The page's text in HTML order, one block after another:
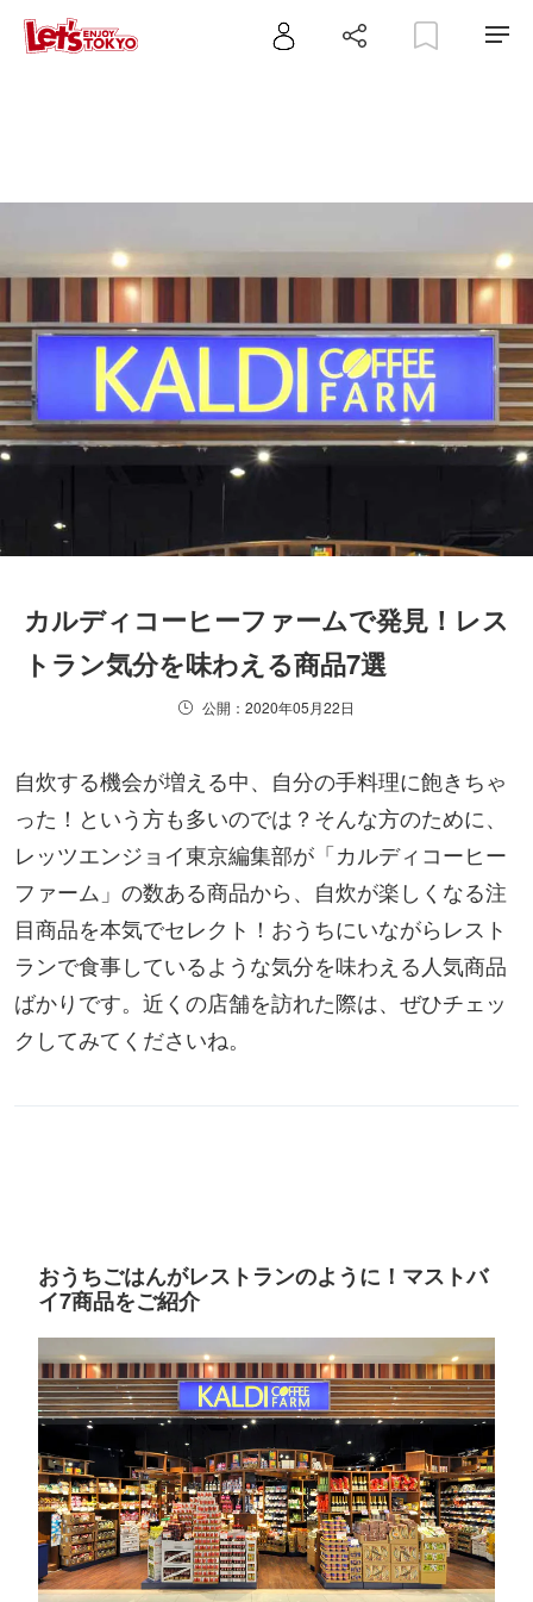
カルディコーヒーファームで発見！レス
トラン気分を味わえる商品7選
公開：2020年05月22日
自炊する機会が増える中、自分の手料理に飽きちゃ
った！という方も多いのでは？そんな方のために、
レッツエンジョイ東京編集部が「カルディコーヒー
ファーム」の数ある商品から、自炊が楽しくなる注
目商品を本気でセレクト！おうちにいながらレスト
ランで食事しているような気分を味わえる人気商品
ばかりです。近くの店舗を訪れた際は、ぜひチェッ
クしてみてくださいね。
おうちごはんがレストランのように！マストバ
イ7商品をご紹介